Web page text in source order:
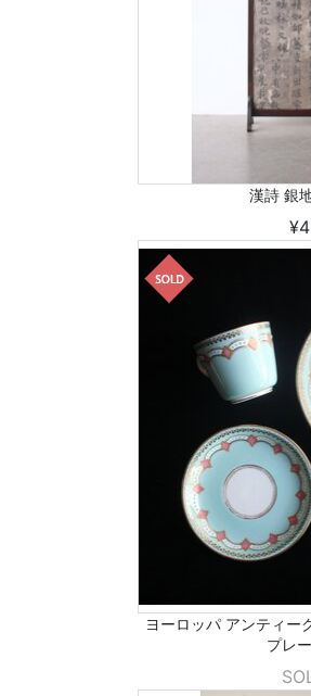
漢詩 銀
ヨーロッパ アンティー
プレ